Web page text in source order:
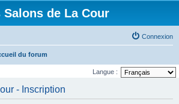
Salons de La Cour
Connexion
du forum
Langue :
- Inscription